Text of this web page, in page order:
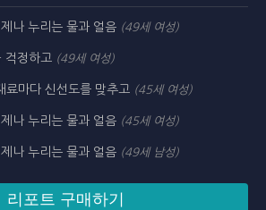
나 누리는 물과 얼음 (49세 여성)
걱정하고 (49세 여성)
료마다 신선도를 맞추고 (45세 여성)
나 누리는 물과 얼음 (45세 여성)
나 누리는 물과 얼음 (49세 남성)
리포트 구매하기